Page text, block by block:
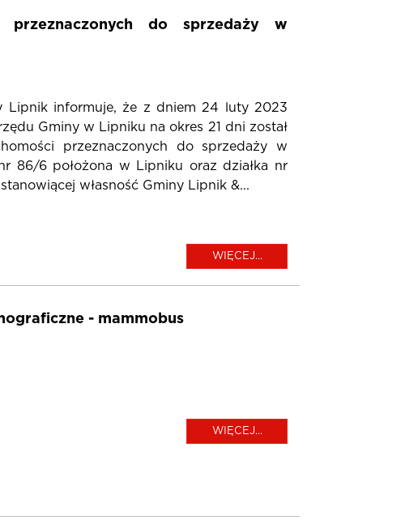
przeznaczonych do sprzedaży w
Lipnik informuje, że z dniem 24 luty 2023
Gminy w Lipniku na okres 21 dni został
przeznaczonych do sprzedaży w
86/6 położona w Lipniku oraz działka nr
własność Gminy Lipnik &...
WIĘCEJ...
- mammobus
WIĘCEJ...